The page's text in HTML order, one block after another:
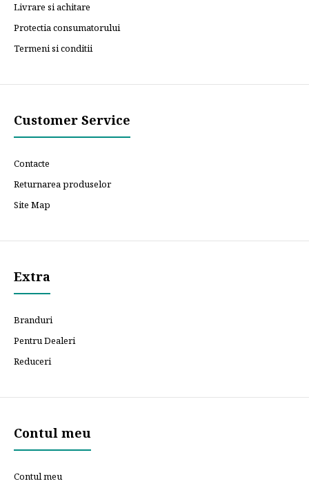
Livrare si achitare
Protectia consumatorului
Termeni si conditii
Customer Service
Contacte
Returnarea produselor
Site Map
Extra
Branduri
Pentru Dealeri
Reduceri
Contul meu
Contul meu